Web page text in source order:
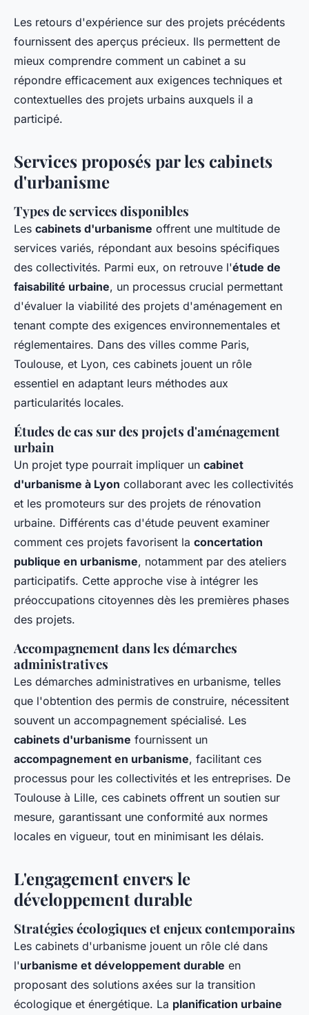
Les retours d'expérience sur des projets précédents
fournissent des aperçus précieux. Ils permettent de
mieux comprendre comment un cabinet a su
répondre efficacement aux exigences techniques et
contextuelles des projets urbains auxquels il a
participé.
Services proposés par les cabinets
d'urbanisme
Types de services disponibles
Les cabinets d'urbanisme offrent une multitude de
services variés, répondant aux besoins spécifiques
des collectivités. Parmi eux, on retrouve l'étude de
faisabilité urbaine, un processus crucial permettant
d'évaluer la viabilité des projets d'aménagement en
tenant compte des exigences environnementales et
réglementaires. Dans des villes comme Paris,
Toulouse, et Lyon, ces cabinets jouent un rôle
essentiel en adaptant leurs méthodes aux
particularités locales.
Études de cas sur des projets d'aménagement
urbain
Un projet type pourrait impliquer un cabinet
d'urbanisme à Lyon collaborant avec les collectivités
et les promoteurs sur des projets de rénovation
urbaine. Différents cas d'étude peuvent examiner
comment ces projets favorisent la concertation
publique en urbanisme, notamment par des ateliers
participatifs. Cette approche vise à intégrer les
préoccupations citoyennes dès les premières phases
des projets.
Accompagnement dans les démarches
administratives
Les démarches administratives en urbanisme, telles
que l'obtention des permis de construire, nécessitent
souvent un accompagnement spécialisé. Les
cabinets d'urbanisme fournissent un
accompagnement en urbanisme, facilitant ces
processus pour les collectivités et les entreprises. De
Toulouse à Lille, ces cabinets offrent un soutien sur
mesure, garantissant une conformité aux normes
locales en vigueur, tout en minimisant les délais.
L'engagement envers le
développement durable
Stratégies écologiques et enjeux contemporains
Les cabinets d'urbanisme jouent un rôle clé dans
l'urbanisme et développement durable en
proposant des solutions axées sur la transition
écologique et énergétique. La planification urbaine